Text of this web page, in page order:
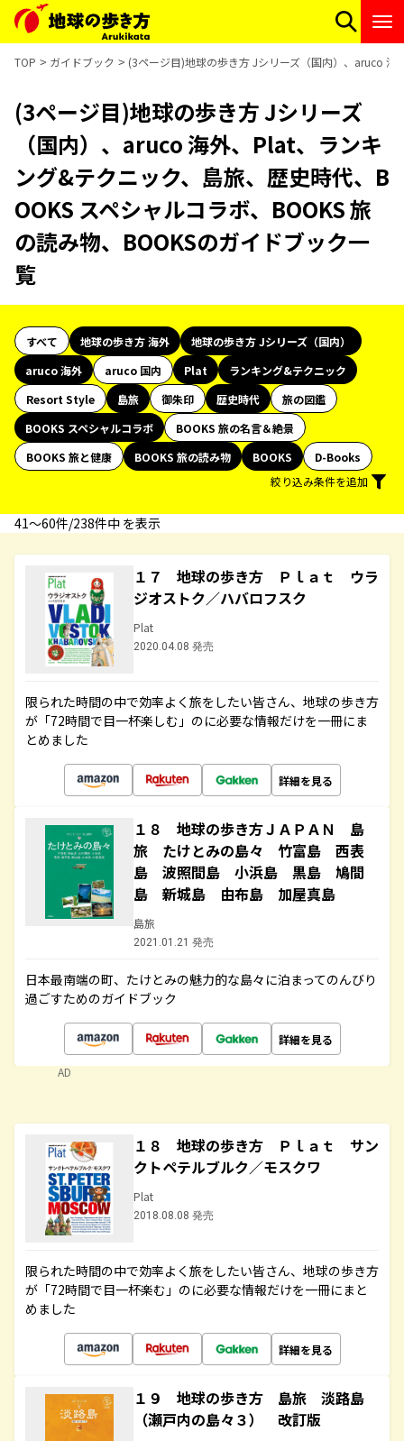
TOP ガイドブック (3ページ目)地球の歩き方 Jシリーズ（国内）、aruco 海
(3ページ目)地球の歩き方 Jシリーズ
（国内）、aruco 海外、Plat、ランキ
ング&テクニック、島旅、歴史時代、B
OOKS スペシャルコラボ、BOOKS 旅
の読み物、BOOKSのガイドブック一
覧
すべて 地球の歩き方 海外
地球の歩き方 Jシリーズ（国内）
aruco 海外
aruco 国内 Plat
ランキング&テクニック
Resort Style
島旅 御朱印 歴史時代
旅の図鑑
BOOKS スペシャルコラボ
BOOKS 旅の名言＆絶景
BOOKS 旅と健康
BOOKS 旅の読み物 BOOKS
D-Books
絞り込み条件を追加
41〜60件/238件中 を表示
１７ 地球の歩き方 Ｐｌａｔ ウラ
ジオストク／ハバロフスク
Plat
2020.04.08 発売
限られた時間の中で効率よく旅をしたい皆さん、地球の歩き方
が「72時間で目一杯楽しむ」のに必要な情報だけを一冊にま
とめました
詳細を見る
１８ 地球の歩き方ＪＡＰＡＮ 島
旅 たけとみの島々 竹富島 西表
島 波照間島 小浜島 黒島 鳩間
島 新城島 由布島 加屋真島
島旅
2021.01.21 発売
日本最南端の町、たけとみの魅力的な島々に泊まってのんびり
過ごすためのガイドブック
詳細を見る
AD
１８ 地球の歩き方 Ｐｌａｔ サン
クトペテルブルク／モスクワ
Plat
2018.08.08 発売
限られた時間の中で効率よく旅をしたい皆さん、地球の歩き方
が「72時間で目一杯楽む」のに必要な情報だけを一冊にまと
めました
詳細を見る
１９ 地球の歩き方 島旅 淡路島
（瀬戸内の島々３） 改訂版